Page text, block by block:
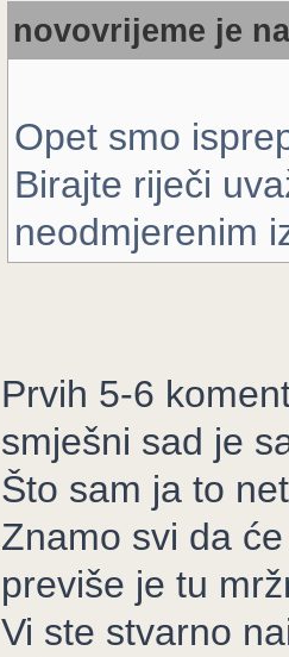
novovrijeme je
Opet smo
Birajte riječi
neodmjerenim
Prvih 5-6
smješni sad je
Što sam ja to
Znamo svi da
previše je tu
Vi ste stvarno